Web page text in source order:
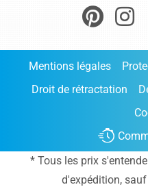
Mentions légales
Droit de rétractation
* Tous les prix
d'expédition,